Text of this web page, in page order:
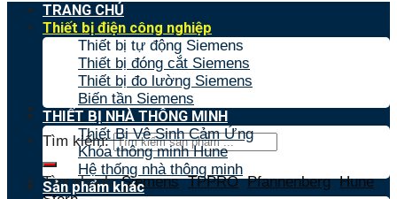
Tìm kiếm:
Tìm nhanh:Siemens,TPPRO,Pfannenberg,Hune,
TRANG CHỦ
Thiết bị điện công nghiệp
Thiết bị tự động Siemens
Thiết bị đóng cắt Siemens
Thiết bị đo lường Siemens
Biến tần Siemens
THIẾT BỊ NHÀ THÔNG MINH
Thiết Bị Vệ Sinh Cảm Ứng
Khóa thông minh Hune
Hệ thống nhà thông minh
Sản phẩm khác